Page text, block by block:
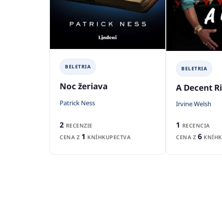
BELETRIA
Noc žeriava
Patrick Ness
2 RECENZIE
CENA Z 1 KNÍHKUPECTVA
BELETRIA
A Decent
Irvine Welsh
1 RECENCIA
CENA Z 6